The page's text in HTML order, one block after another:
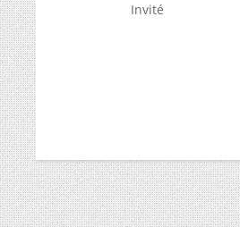
Invité